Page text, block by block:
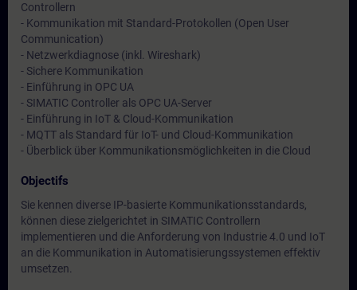
Controllern
- Kommunikation mit Standard-Protokollen (Open User
Communication)
- Netzwerkdiagnose (inkl. Wireshark)
- Sichere Kommunikation
- Einführung in OPC UA
- SIMATIC Controller als OPC UA-Server
- Einführung in IoT & Cloud-Kommunikation
- MQTT als Standard für IoT- und Cloud-Kommunikation
- Überblick über Kommunikationsmöglichkeiten in die Cloud
Objectifs
Sie kennen diverse IP-basierte Kommunikationsstandards,
können diese zielgerichtet in SIMATIC Controllern
implementieren und die Anforderung von Industrie 4.0 und IoT
an die Kommunikation in Automatisierungssystemen effektiv
umsetzen.